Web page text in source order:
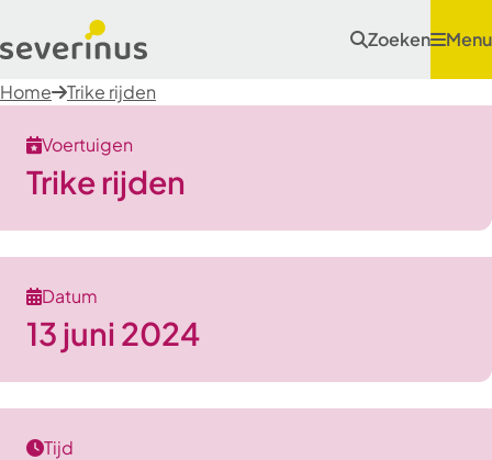
Zoeken Menu
Home Trike rijden
Voertuigen
Trike rijden
Datum
13 juni 2024
Tijd